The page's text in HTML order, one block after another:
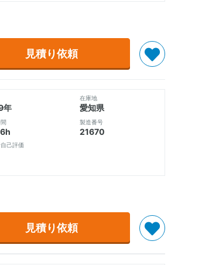
見積り依頼
年
己評価
在庫地
愛知県
製造番号
21670
見積り依頼